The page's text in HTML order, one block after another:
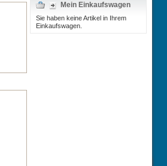
Mein Einkaufswagen
Sie haben keine Artikel in Ihrem
Einkaufswagen.